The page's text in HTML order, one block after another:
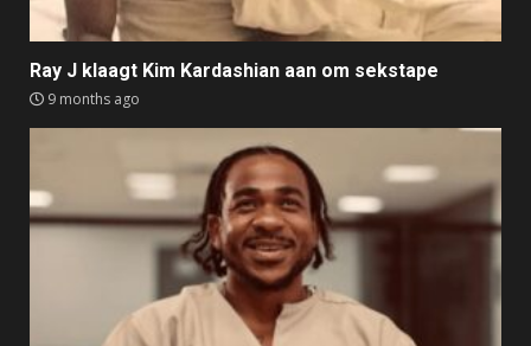
Ray J klaagt Kim Kardashian aan om sekstape
9 months ago